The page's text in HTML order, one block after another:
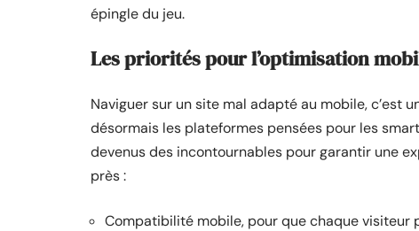
épingle du jeu.
Les priorités pour l’optimisation
Naviguer sur un site mal adapté au mobile, c’est
désormais les plateformes pensées pour les
devenus des incontournables pour garantir une
près :
Compatibilité mobile, pour que chaque visiteur